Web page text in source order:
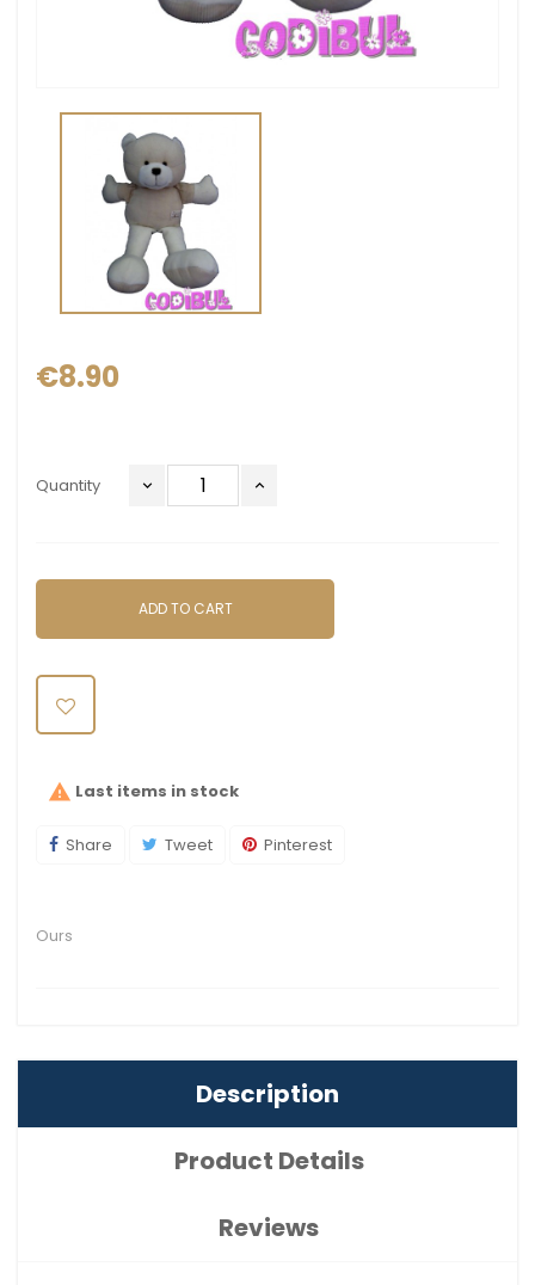
€8.90
Quantity
ADD TO CART
 Last items in stock
Share Tweet Pinterest
Ours
Description
Product Details
Reviews